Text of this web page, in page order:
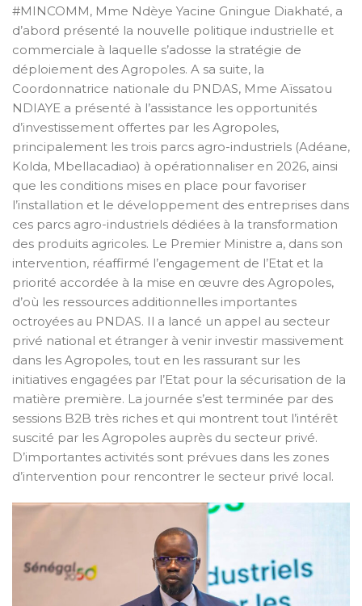
#MINCOMM, Mme Ndèye Yacine Gningue Diakhaté, a
d’abord présenté la nouvelle politique industrielle et
commerciale à laquelle s’adosse la stratégie de
déploiement des Agropoles. A sa suite, la
Coordonnatrice nationale du PNDAS, Mme Aïssatou
NDIAYE a présenté à l’assistance les opportunités
d’investissement offertes par les Agropoles,
principalement les trois parcs agro-industriels (Adéane,
Kolda, Mbellacadiao) à opérationnaliser en 2026, ainsi
que les conditions mises en place pour favoriser
l’installation et le développement des entreprises dans
ces parcs agro-industriels dédiées à la transformation
des produits agricoles. Le Premier Ministre a, dans son
intervention, réaffirmé l’engagement de l’Etat et la
priorité accordée à la mise en œuvre des Agropoles,
d’où les ressources additionnelles importantes
octroyées au PNDAS. Il a lancé un appel au secteur
privé national et étranger à venir investir massivement
dans les Agropoles, tout en les rassurant sur les
initiatives engagées par l’Etat pour la sécurisation de la
matière première. La journée s’est terminée par des
sessions B2B très riches et qui montrent tout l’intérêt
suscité par les Agropoles auprès du secteur privé.
D’importantes activités sont prévues dans les zones
d’intervention pour rencontrer le secteur privé local.